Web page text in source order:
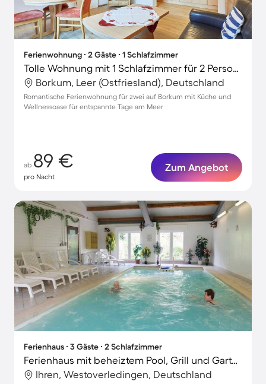
Ferienwohnung ∙ 2 Gäste ∙ 1 Schlafzimmer
Tolle Wohnung mit 1 Schlafzimmer für 2 Personen
Borkum, Leer (Ostfriesland), Deutschland
Romantische Ferienwohnung für zwei auf Borkum mit Küche und
Wellnessoase für entspannte Tage am Meer
ab 89 €
pro Nacht
Zum Angebot
Ferienhaus ∙ 3 Gäste ∙ 2 Schlafzimmer
Ferienhaus mit beheiztem Pool, Grill und Garten
Ihren, Westoverledingen, Deutschland